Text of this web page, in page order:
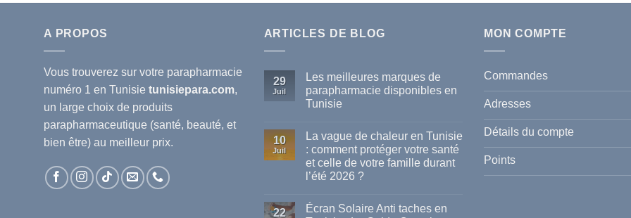
A PROPOS
Vous trouverez sur votre parapharmacie
numéro 1 en Tunisie tunisiepara.com,
un large choix de produits
parapharmaceutique (santé, beauté, et
bien être) au meilleur prix.
ARTICLES DE BLOG
29
Juil
Les meilleures marques de
parapharmacie disponibles en
Tunisie
sur
meilleures
marques
de
parapharmacie
Tunisie
10
Juil
La vague de chaleur en Tunisie
: comment protéger votre santé
et celle de votre famille durant
l’été 2026 ?
sur
22
Écran Solaire Anti taches en
MON COMPTE
Commandes
Adresses
Détails du compte
Points